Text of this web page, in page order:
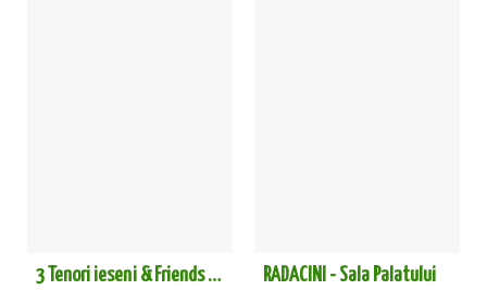
3 Tenori ieseni & Friends - Sala Palatului RADACINI - Sala Palatului